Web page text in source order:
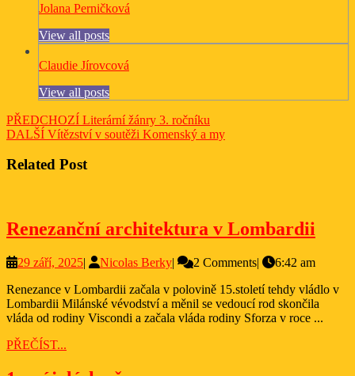
Jolana Perničková
View all posts
Claudie Jírovcová
View all posts
Navigace
pro
příspěvek
PŘEDCHOZÍ Previous
post:
Literární žánry 3. ročníku
DALŠÍ Next
Vítězství v soutěži Komenský a my
Related Post
Renezanční architektura v Lombardii
v
29 září, 202529
2025
| Nicolas BerkyNicolas
| 2 Comments|
6:42 am
Renezance v Lombardii začala v polovině 15.století tehdy vládlo v
Lombardii Milánské vévodství a měnil se vedoucí rod skončila
vláda od rodiny Viscondi a začala vláda rodiny Sforza v roce ...
PŘEČÍST...